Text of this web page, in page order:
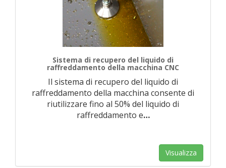
Sistema di recupero del liquido di
raffreddamento della macchina CNC
Il sistema di recupero del liquido di
raffreddamento della macchina consente di
riutilizzare fino al 50% del liquido di
raffreddamento e…
Visualizza